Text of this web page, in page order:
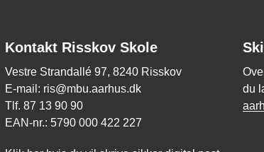
Kontakt Risskov Skole
Vestre Strandallé 97, 8240 Risskov
E-mail: ris@mbu.aarhus.dk
Tlf. 87 13 90 90
EAN-nr.: 5790 000 422 227
du